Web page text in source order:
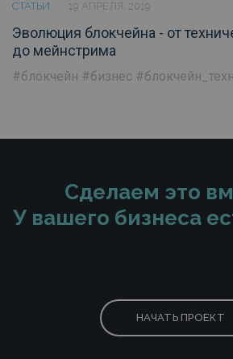
СТАТЬИ 19 АПРЕЛЯ, 2019
Эволюция блокчейна - от
до мейнстрима
#блокчейн #бизнес
Сделаем это
У вашего бизнеса
НАЧАТЬ ПРОЕКТ